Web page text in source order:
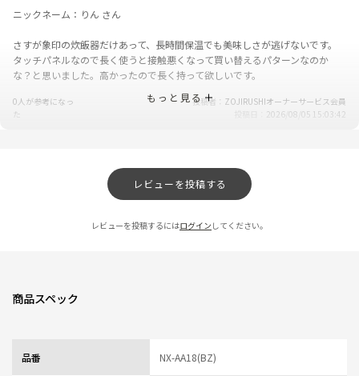
ニックネーム：りん さん
さすが象印の炊飯器だけあって、長時間保温でも美味しさが逃げないです。
タッチパネルなので長く使うと接触悪くなって買い替えるパターンなのか
な？と思いました。高かったので長く持って欲しいです。
0人が参考になっ
た
投稿者
ZOJIRUSHIオーナーサービス会員
2026/08/05 15:03:42
ニックネーム：60代 さん
１０年間使用の象印炊飯器から買い替え
自分流が見つかるまで 選択肢が多いので若干大変かもですが 本来のコシ
つけたら(その手間で☆-1 見つけられたら☆5)最高の食卓になると思います
もっと見る
レビューを投稿する
レビューを投稿するにはログイン してください。
商品スペック
品番 NX-AA18(BZ)